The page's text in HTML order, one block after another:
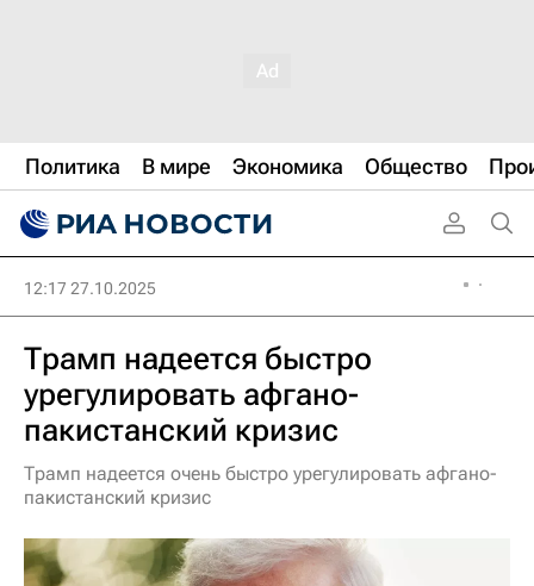
Политика В мире Экономика Общество
12:17 27.10.2025
Трамп надеется быстро
урегулировать афгано-
пакистанский кризис
Трамп надеется очень быстро урегулировать афгано-
пакистанский кризис